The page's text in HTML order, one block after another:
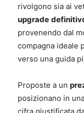
rivolgono sia ai
upgrade
provenendo dal
compagna ideale
verso una guida
Proposte a un
posizionano in